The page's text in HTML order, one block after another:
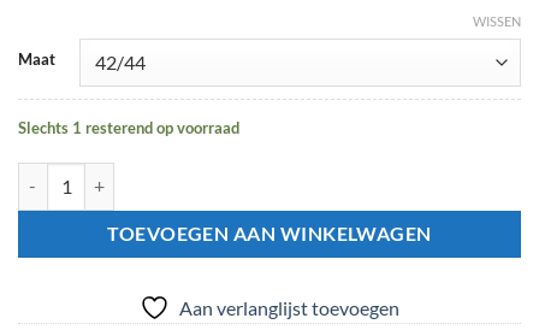
Maat
WISSEN
Slechts 1 resterend op voorraad
TOEVOEGEN AAN WINKELWAGEN
Aan verlanglijst toevoegen